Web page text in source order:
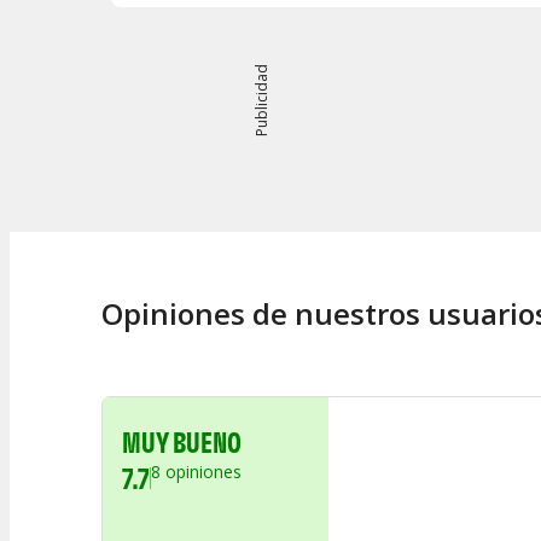
Publicidad
Opiniones de nuestros
MUY BUENO
7.78 opiniones